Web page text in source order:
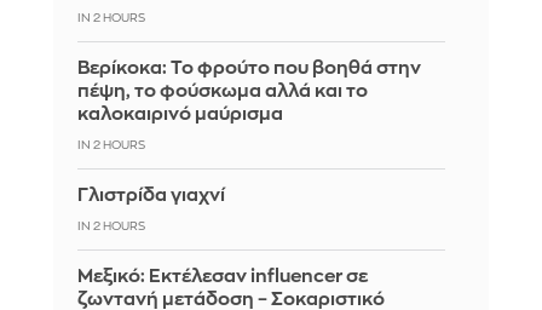
IN 2 HOURS
Βερίκοκα: Το φρούτο που βοηθά στην
πέψη, το φούσκωμα αλλά και το
καλοκαιρινό μαύρισμα
IN 2 HOURS
Γλιστρίδα γιαχνί
IN 2 HOURS
Μεξικό: Εκτέλεσαν influencer σε
ζωντανή μετάδοση – Σοκαριστικό